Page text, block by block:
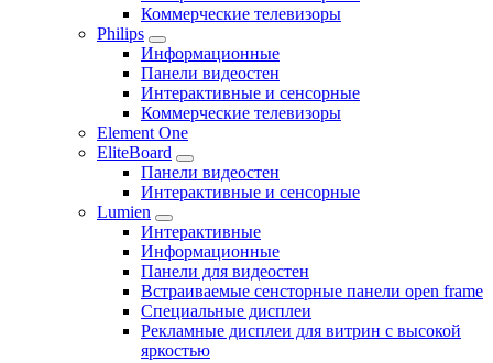
Коммерческие телевизоры
Philips
Информационные
Панели видеостен
Интерактивные и сенсорные
Коммерческие телевизоры
Element One
EliteBoard
Панели видеостен
Интерактивные и сенсорные
Lumien
Интерактивные
Информационные
Панели для видеостен
Встраиваемые сенсторные панели open frame
Специальные дисплеи
Рекламные дисплеи для витрин с высокой
яркостью